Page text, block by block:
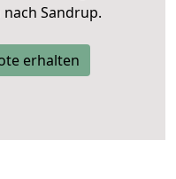
Sandrup.
erhalten